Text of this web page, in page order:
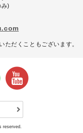
)
ただくこともございます。
reserved.